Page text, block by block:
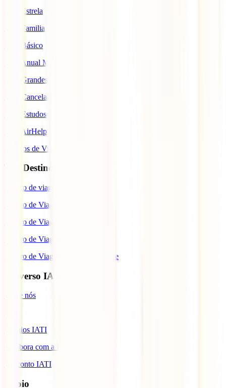
IATI Estrela
IATI Familia
IATI Básico
IATI Anual Multiviagem
IATI Grandes Viajantes
IATI Cancelamento Premium
IATI Estudos
IATI AirHelp
Seguros de Viagem
Top Destinos
Seguro de viagem para o Japão
Seguro de Viagem para os EUA
Seguro de Viagem para o Brasil
Seguro de Viagem para Tailândia
Seguro de Viagem para Cabo Verde
Universo IATI
Sobre nós
Prémios IATI
Colabora com a IATI
Desconto IATI
Apoio